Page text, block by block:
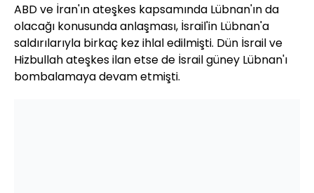
ABD ve İran'ın ateşkes kapsamında Lübnan'ın da
olacağı konusunda anlaşması, İsrail'in Lübnan'a
saldırılarıyla birkaç kez ihlal edilmişti. Dün İsrail ve
Hizbullah ateşkes ilan etse de İsrail güney Lübnan'ı
bombalamaya devam etmişti.